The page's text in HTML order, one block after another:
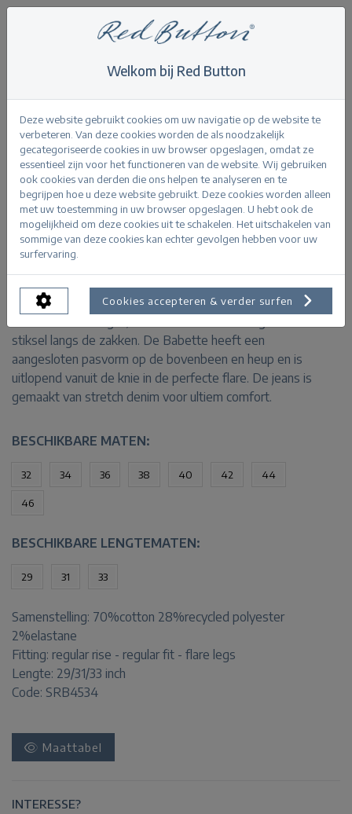
Babette light bleach
Terug
Babette light bleach Light bleach
PRODUCTINFORMATIE
De Babette light bleach is een flare jeans met een
stiksel langs de zakken. De Babette heeft een
aangesloten pasvorm op de bovenbeen en heup en is
uitlopend vanuit de knie in de perfecte flare. De jeans is
gemaakt van stretch denim voor ultiem comfort.
BESCHIKBARE MATEN:
32 34 36 38 40 42 44
46
BESCHIKBARE LENGTEMATEN:
29 31 33
Samenstelling: 70%cotton 28%recycled polyester
2%elastane
Fitting: regular rise - regular fit - flare legs
Lengte: 29/31/33 inch
Code: SRB4534
Maattabel
INTERESSE?
Welkom bij Red Button
Deze website gebruikt cookies om uw navigatie op de website te
verbeteren. Van deze cookies worden de als noodzakelijk
gecategoriseerde cookies in uw browser opgeslagen, omdat ze
essentieel zijn voor het functioneren van de website. Wij gebruiken
ook cookies van derden die ons helpen te analyseren en te
begrijpen hoe u deze website gebruikt. Deze cookies worden alleen
met uw toestemming in uw browser opgeslagen. U hebt ook de
mogelijkheid om deze cookies uit te schakelen. Het uitschakelen van
sommige van deze cookies kan echter gevolgen hebben voor uw
surfervaring.
Cookies accepteren & verder surfen